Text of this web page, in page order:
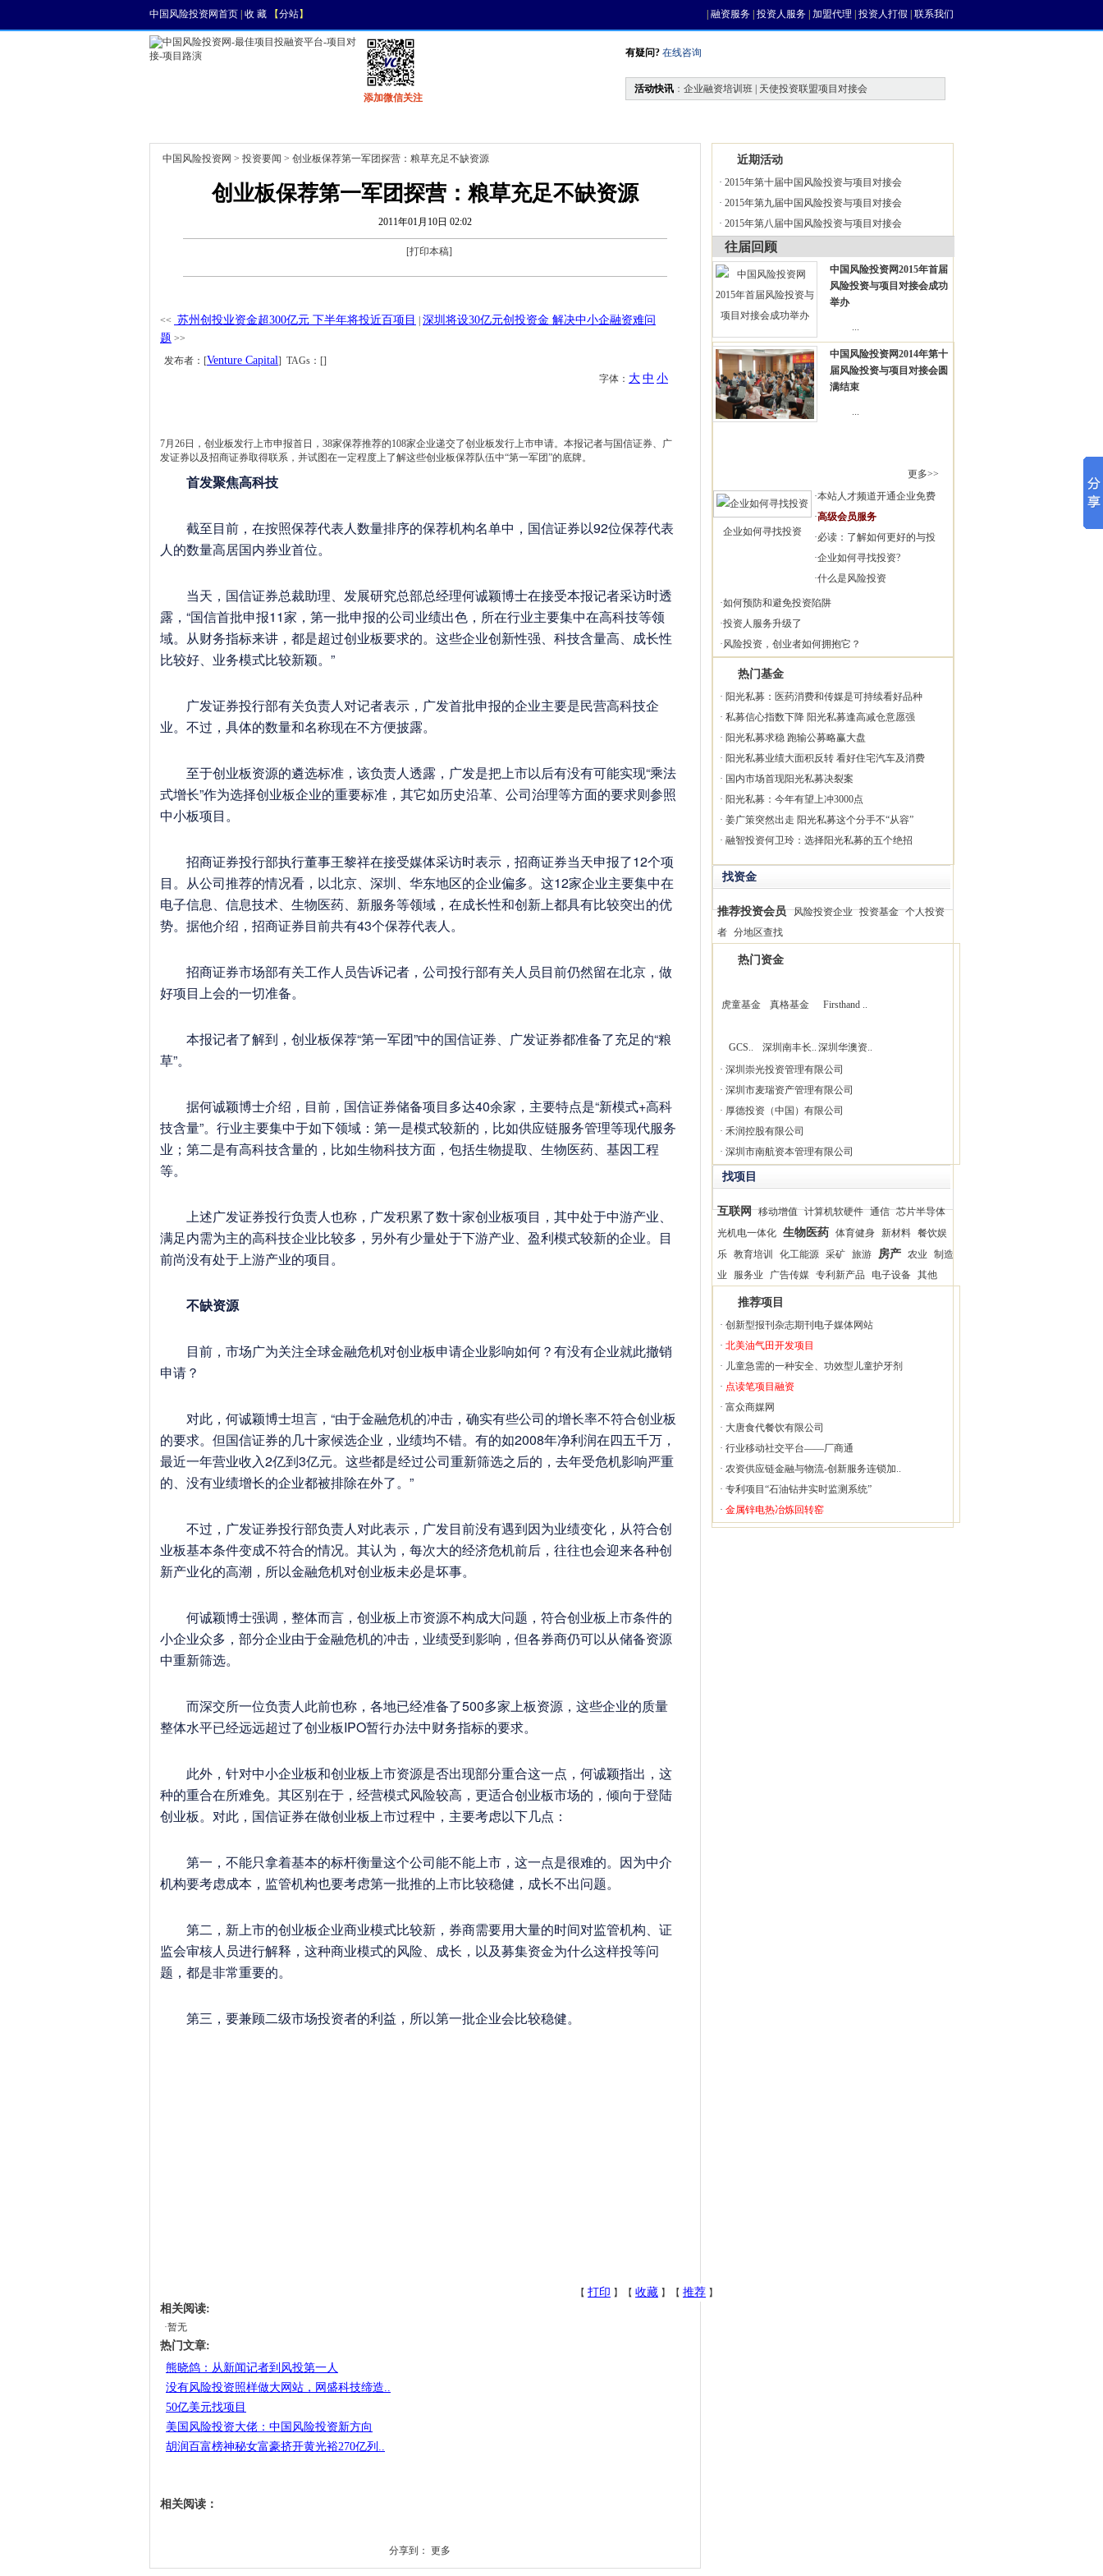
中国风险投资网首页 收 藏 【分站】 融资服务 投资人服务 加盟代理 投资人打假 联系我们
添加微信关注
有疑问? 在线咨询
活动快讯 ： 企业融资培训班 | 天使投资联盟项目对接会
中国风险投资网 > 投资要闻 > 创业板保荐第一军团探营：粮草充足不缺资源
创业板保荐第一军团探营：粮草充足不缺资源
2011年01月10日 02:02
[打印本稿]
<< 苏州创投业资金超300亿元 下半年将投近百项目
深圳将设30亿元创投资金 解决中小企融资难问
题 >>
发布者：[Venture Capital] TAGs：[]
字体： 大 中 小
7月26日，创业板发行上市申报首日，38家保荐推荐的108家企业递交了创业板发行上市申请。本报记者与国信证券、广
发证券以及招商证券取得联系，并试图在一定程度上了解这些创业板保荐队伍中“第一军团”的底牌。
首发聚焦高科技
截至目前，在按照保荐代表人数量排序的保荐机构名单中，国信证券以92位保荐代表
人的数量高居国内券业首位。
当天，国信证券总裁助理、发展研究总部总经理何诚颖博士在接受本报记者采访时透
露，“国信首批申报11家，第一批申报的公司业绩出色，所在行业主要集中在高科技等领
域。从财务指标来讲，都是超过创业板要求的。这些企业创新性强、科技含量高、成长性
比较好、业务模式比较新颖。”
广发证券投行部有关负责人对记者表示，广发首批申报的企业主要是民营高科技企
业。不过，具体的数量和名称现在不方便披露。
至于创业板资源的遴选标准，该负责人透露，广发是把上市以后有没有可能实现“乘法
式增长”作为选择创业板企业的重要标准，其它如历史沿革、公司治理等方面的要求则参照
中小板项目。
招商证券投行部执行董事王黎祥在接受媒体采访时表示，招商证券当天申报了12个项
目。从公司推荐的情况看，以北京、深圳、华东地区的企业偏多。这12家企业主要集中在
电子信息、信息技术、生物医药、新服务等领域，在成长性和创新上都具有比较突出的优
势。据他介绍，招商证券目前共有43个保荐代表人。
招商证券市场部有关工作人员告诉记者，公司投行部有关人员目前仍然留在北京，做
好项目上会的一切准备。
本报记者了解到，创业板保荐“第一军团”中的国信证券、广发证券都准备了充足的“粮
草”。
据何诚颖博士介绍，目前，国信证券储备项目多达40余家，主要特点是“新模式+高科
技含量”。行业主要集中于如下领域：第一是模式较新的，比如供应链服务管理等现代服务
业；第二是有高科技含量的，比如生物科技方面，包括生物提取、生物医药、基因工程
等。
上述广发证券投行负责人也称，广发积累了数十家创业板项目，其中处于中游产业、
满足内需为主的高科技企业比较多，另外有少量处于下游产业、盈利模式较新的企业。目
前尚没有处于上游产业的项目。
不缺资源
目前，市场广为关注全球金融危机对创业板申请企业影响如何？有没有企业就此撤销
申请？
对此，何诚颖博士坦言，“由于金融危机的冲击，确实有些公司的增长率不符合创业板
的要求。但国信证券的几十家候选企业，业绩均不错。有的如2008年净利润在四五千万，
最近一年营业收入2亿到3亿元。这些都是经过公司重新筛选之后的，去年受危机影响严重
的、没有业绩增长的企业都被排除在外了。”
不过，广发证券投行部负责人对此表示，广发目前没有遇到因为业绩变化，从符合创
业板基本条件变成不符合的情况。其认为，每次大的经济危机前后，往往也会迎来各种创
新产业化的高潮，所以金融危机对创业板未必是坏事。
何诚颖博士强调，整体而言，创业板上市资源不构成大问题，符合创业板上市条件的
小企业众多，部分企业由于金融危机的冲击，业绩受到影响，但各券商仍可以从储备资源
中重新筛选。
而深交所一位负责人此前也称，各地已经准备了500多家上板资源，这些企业的质量
整体水平已经远远超过了创业板IPO暂行办法中财务指标的要求。
此外，针对中小企业板和创业板上市资源是否出现部分重合这一点，何诚颖指出，这
种的重合在所难免。其区别在于，经营模式风险较高，更适合创业板市场的，倾向于登陆
创业板。对此，国信证券在做创业板上市过程中，主要考虑以下几点：
第一，不能只拿着基本的标杆衡量这个公司能不能上市，这一点是很难的。因为中介
机构要考虑成本，监管机构也要考虑第一批推的上市比较稳健，成长不出问题。
第二，新上市的创业板企业商业模式比较新，券商需要用大量的时间对监管机构、证
监会审核人员进行解释，这种商业模式的风险、成长，以及募集资金为什么这样投等问
题，都是非常重要的。
第三，要兼顾二级市场投资者的利益，所以第一批企业会比较稳健。
【 打印 】【 收藏 】【 推荐 】
相关阅读:
·暂无
热门文章:
熊晓鸽：从新闻记者到风投第一人
没有风险投资照样做大网站，网盛科技缔造..
50亿美元找项目
美国风险投资大佬：中国风险投资新方向
胡润百富榜神秘女富豪挤开黄光裕270亿列..
相关阅读：
分享到： 更多
近期活动
· 2015年第十届中国风险投资与项目对接会
· 2015年第九届中国风险投资与项目对接会
· 2015年第八届中国风险投资与项目对接会
往届回顾
中国风险投资网2015年首届
风险投资与项目对接会成功
举办
...
中国风险投资网2014年第十
届风险投资与项目对接会圆
满结束
...
更多>>
企业如何寻找投资
·本站人才频道开通企业免费
·高级会员服务
·必读：了解如何更好的与投
·企业如何寻找投资?
·什么是风险投资
·如何预防和避免投资陷阱
·投资人服务升级了
·风险投资，创业者如何拥抱它？
热门基金
· 阳光私募：医药消费和传媒是可持续看好品种
· 私募信心指数下降 阳光私募逢高减仓意愿强
· 阳光私募求稳 跑输公募略赢大盘
· 阳光私募业绩大面积反转 看好住宅汽车及消费
· 国内市场首现阳光私募决裂案
· 阳光私募：今年有望上冲3000点
· 姜广策突然出走 阳光私募这个分手不“从容”
· 融智投资何卫玲：选择阳光私募的五个绝招
找资金
推荐投资会员 风险投资企业 投资基金 个人投资
者 分地区查找
热门资金
虎童基金 真格基金 Firsthand ..
GCS.. 深圳南丰长.. 深圳华澳资..
· 深圳崇光投资管理有限公司
· 深圳市麦瑞资产管理有限公司
· 厚德投资（中国）有限公司
· 禾润控股有限公司
· 深圳市南航资本管理有限公司
找项目
互联网 移动增值 计算机软硬件 通信 芯片半导体
光机电一体化 生物医药 体育健身 新材料 餐饮娱
乐 教育培训 化工能源 采矿 旅游 房产 农业
制造
业
服务业 广告传媒 专利新产品 电子设备 其他
推荐项目
· 创新型报刊杂志期刊电子媒体网站
· 北美油气田开发项目
· 儿童急需的一种安全、功效型儿童护牙剂
· 点读笔项目融资
· 富众商媒网
· 大唐食代餐饮有限公司
· 行业移动社交平台——厂商通
· 农资供应链金融与物流-创新服务连锁加..
· 专利项目“石油钻井实时监测系统”
· 金属锌电热冶炼回转窑